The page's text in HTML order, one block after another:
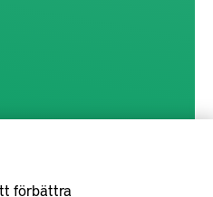
förbättra